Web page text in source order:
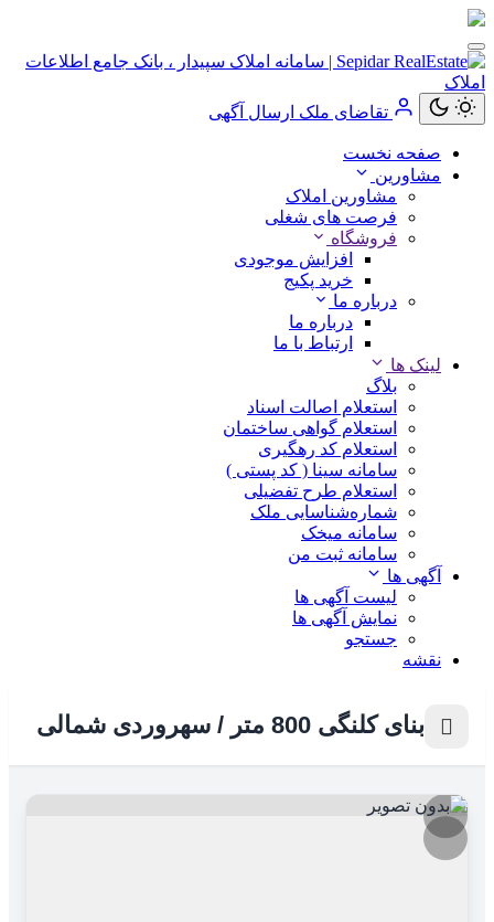
تقاضای ملک ارسال آگهی
صفحه نخست
مشاورین
مشاورین املاک
فرصت های شغلی
فروشگاه
افزایش موجودی
خرید پکیج
درباره ما
درباره ما
ارتباط با ما
لینک ها
بلاگ
استعلام اصالت اسناد
استعلام گواهی ساختمان
استعلام کد رهگیری
سامانه سینا ( کد پستی )
استعلام طرح تفضیلی
شماره‌شناسایی ملک
سامانه میخک
سامانه ثبت من
آگهی ها
لیست آگهی ها
نمایش آگهی ها
جستجو
نقشه
بنای کلنگی 800 متر / سهروردی شمالی
مهمان
ورود
به
ورود